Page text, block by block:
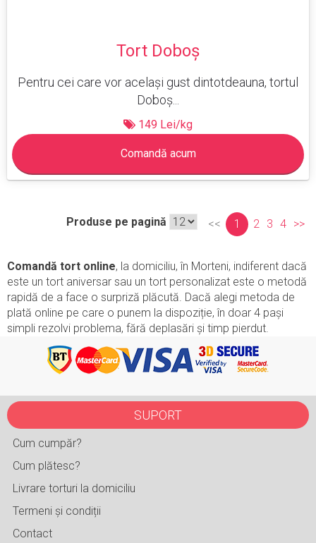
Tort Doboș
Pentru cei care vor același gust dintotdeauna, tortul
Doboș...
149 Lei/kg
Comandă acum
Produse pe pagină << 1 2 3 4 >>
Comandă tort online, la domiciliu, în Morteni, indiferent dacă
este un tort aniversar sau un tort personalizat este o metodă
rapidă de a face o surpriză plăcută. Dacă alegi metoda de
plată online pe care o punem la dispoziție, în doar 4 pași
simpli rezolvi problema, fără deplasări și timp pierdut.
SUPORT
Cum cumpăr?
Cum plătesc?
Livrare torturi la domiciliu
Termeni și condiții
Contact